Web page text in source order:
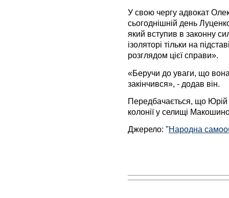
У свою чергу адвокат
сьогоднішній день
який вступив в законну
ізоляторі тільки на
розглядом цієї справи».
«Беручи до уваги, що
закінчився», - додав він.
Передбачається, що Юрій
колонії у селищі
Джерело: "Народна